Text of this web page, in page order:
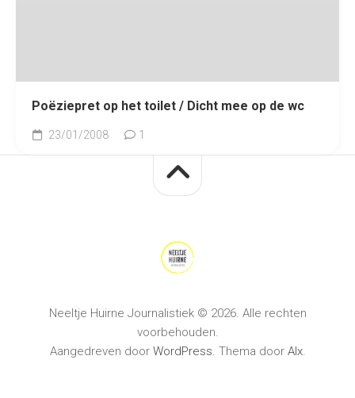
Poëziepret op het toilet / Dicht mee op de wc
23/01/2008 1
Neeltje Huirne Journalistiek © 2026. Alle rechten
voorbehouden.
Aangedreven door WordPress. Thema door Alx.